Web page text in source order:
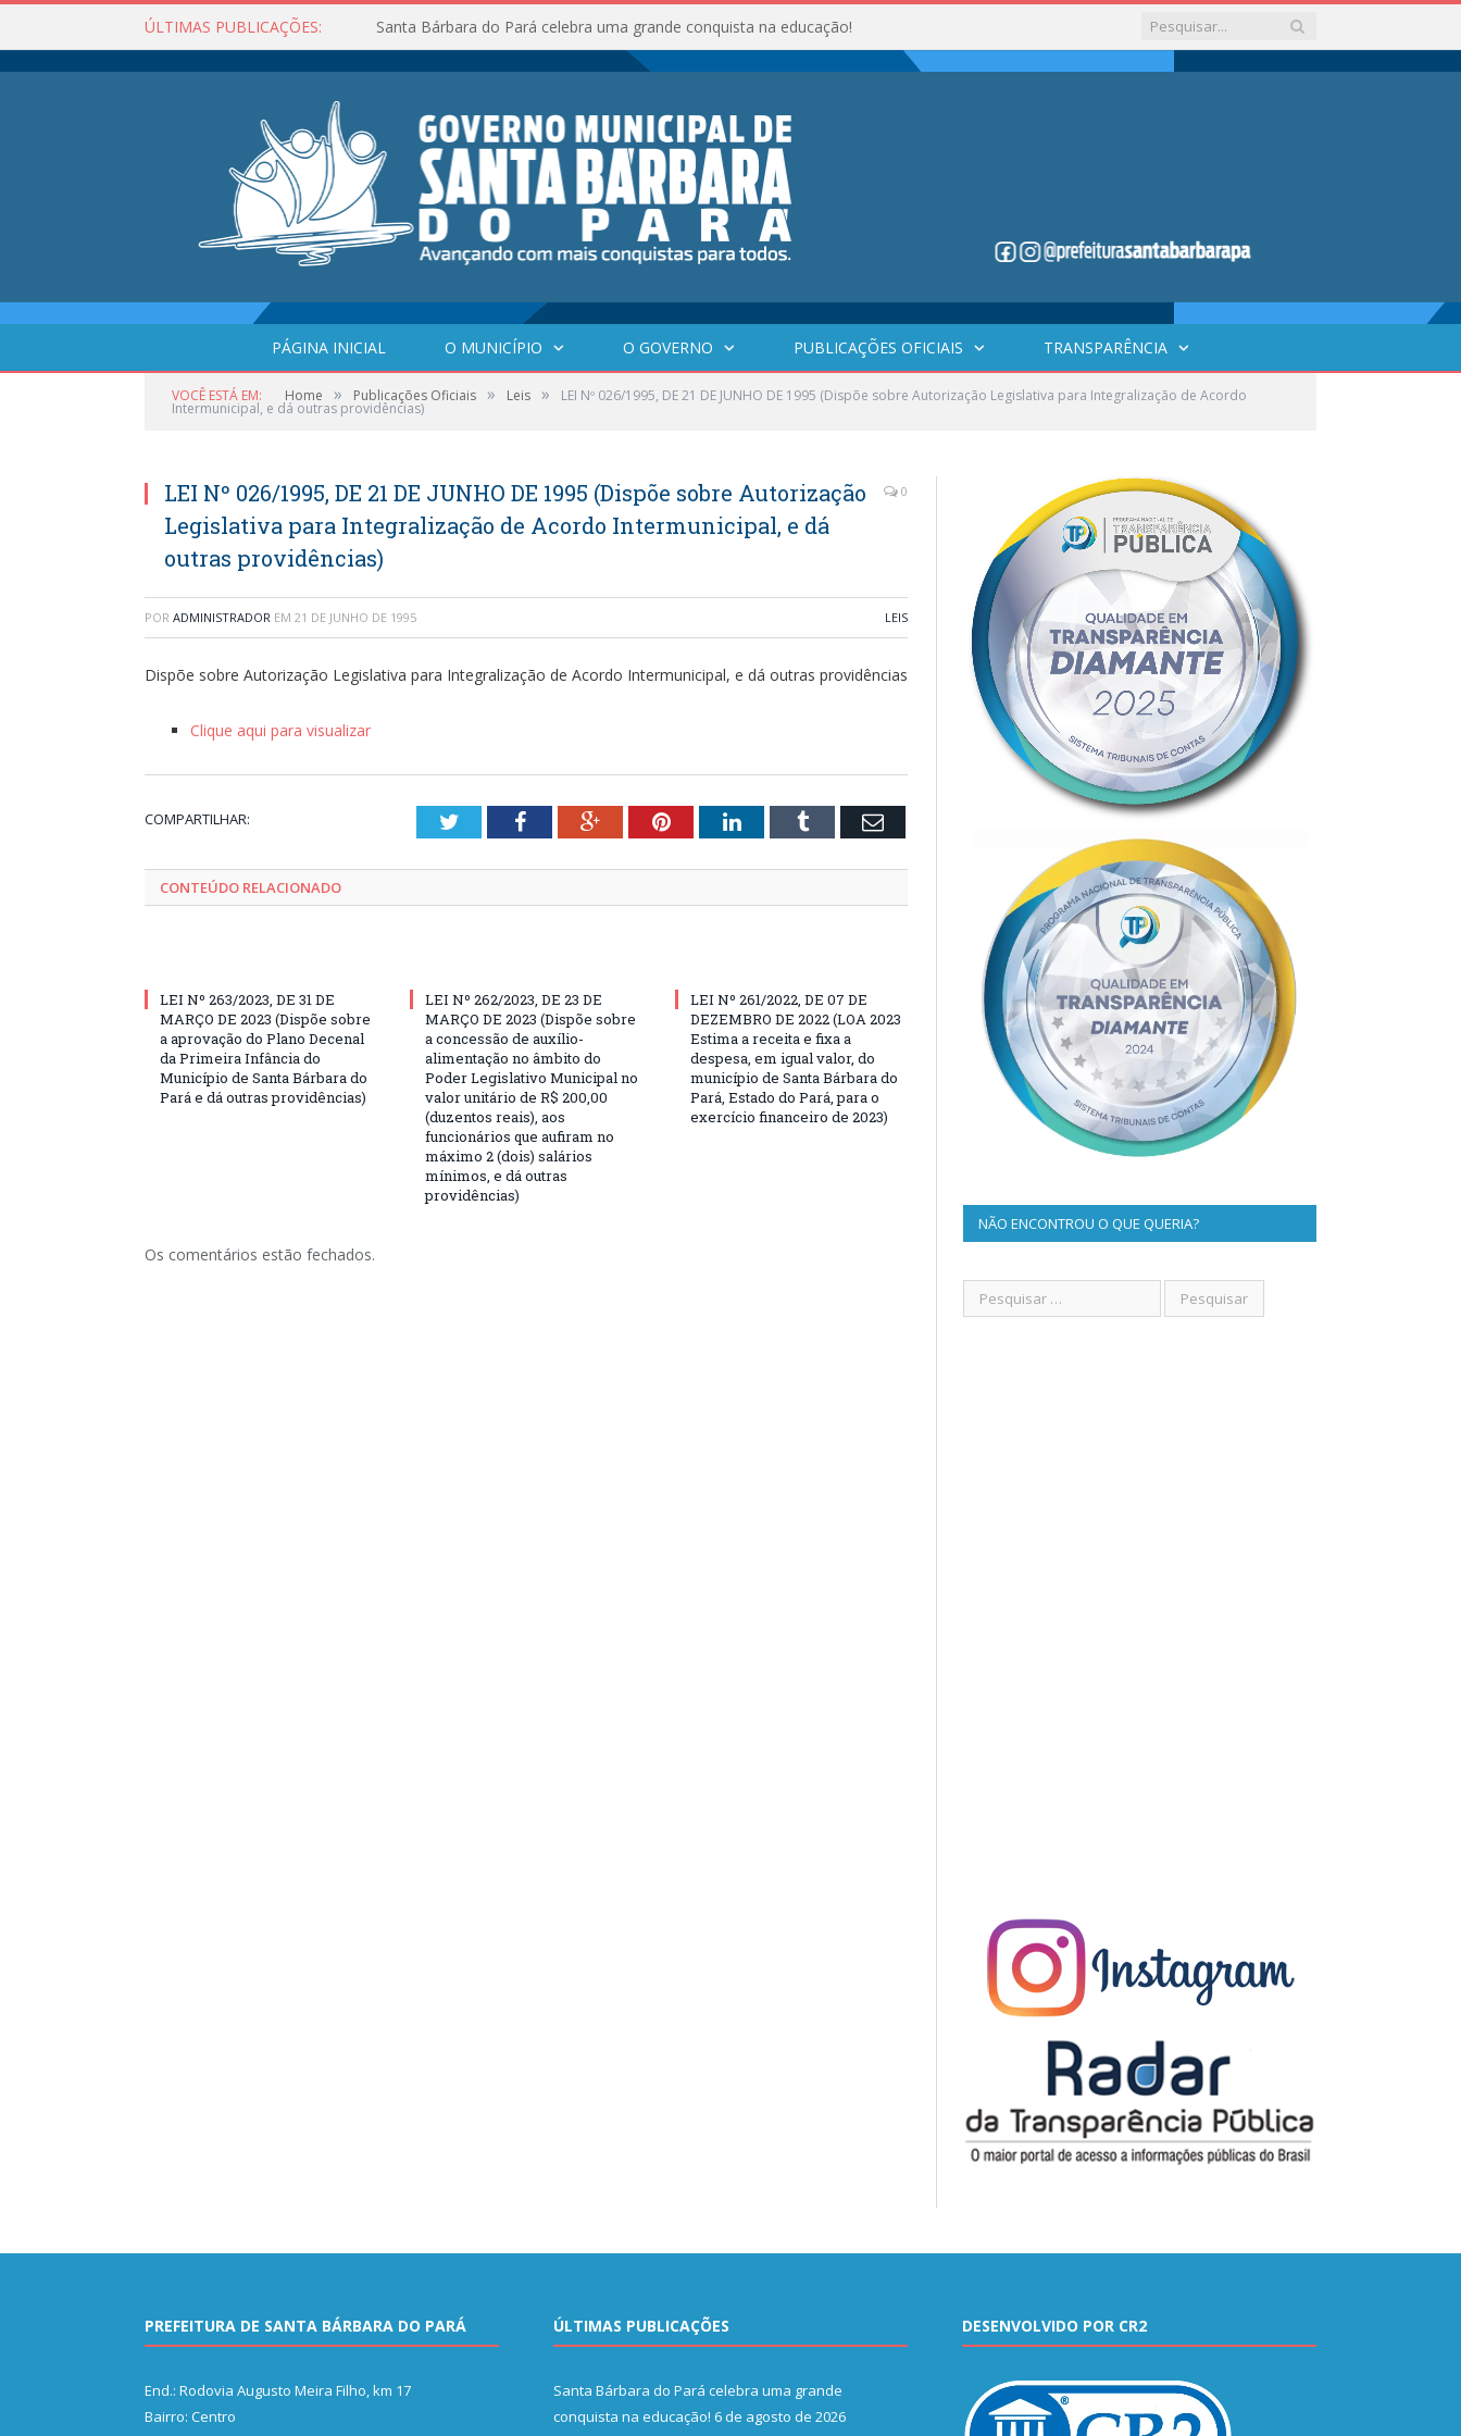
ÚLTIMAS PUBLICAÇÕES: Santa Bárbara do Pará celebra uma grande conquista na educação!
PÁGINA INICIAL O MUNICÍPIO O GOVERNO PUBLICAÇÕES OFICIAIS TRANSPARÊNCIA
VOCÊ ESTÁ EM: Home » Publicações Oficiais » Leis » LEI Nº 026/1995, DE 21 DE JUNHO DE 1995 (Dispõe sobre Autorização Legislativa para Integralização de Acordo
Intermunicipal, e dá outras providências)
LEI Nº 026/1995, DE 21 DE JUNHO DE 1995 (Dispõe sobre Autorização
Legislativa para Integralização de Acordo Intermunicipal, e dá
outras providências)
0
POR ADMINISTRADOR EM 21 DE JUNHO DE 1995 LEIS
Dispõe sobre Autorização Legislativa para Integralização de Acordo Intermunicipal, e dá outras providências
Clique aqui para visualizar
COMPARTILHAR: TwitterFacebookGoogle+PinterestLinkedInTumblr Email
CONTEÚDO RELACIONADO
LEI Nº 263/2023, DE 31 DE
MARÇO DE 2023 (Dispõe sobre
a aprovação do Plano Decenal
da Primeira Infância do
Município de Santa Bárbara do
Pará e dá outras providências)
LEI Nº 262/2023, DE 23 DE
MARÇO DE 2023 (Dispõe sobre
a concessão de auxílio-
alimentação no âmbito do
Poder Legislativo Municipal no
valor unitário de R$ 200,00
(duzentos reais), aos
funcionários que aufiram no
máximo 2 (dois) salários
mínimos, e dá outras
providências)
LEI Nº 261/2022, DE 07 DE
DEZEMBRO DE 2022 (LOA 2023
Estima a receita e fixa a
despesa, em igual valor, do
município de Santa Bárbara do
Pará, Estado do Pará, para o
exercício financeiro de 2023)
Os comentários estão fechados.
NÃO ENCONTROU O QUE QUERIA?
PREFEITURA DE SANTA BÁRBARA DO PARÁ
End.: Rodovia Augusto Meira Filho, km 17
Bairro: Centro
ÚLTIMAS PUBLICAÇÕES
Santa Bárbara do Pará celebra uma grande
conquista na educação! 6 de agosto de 2026
DESENVOLVIDO POR CR2